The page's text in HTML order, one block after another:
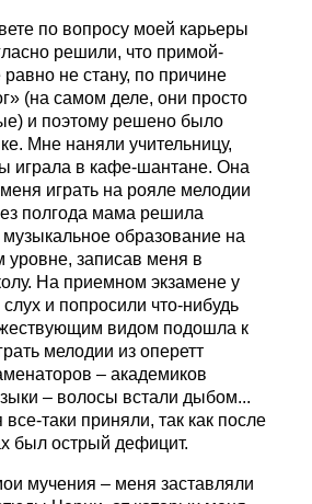
по вопросу моей карьеры
решили, что примой-
не стану, по причине
(на самом деле, они просто
и поэтому решено было
Мне наняли учительницу,
играла в кафе-шантане. Она
играть на рояле мелодии
полгода мама решила
образование на
уровне, записав меня в
На приемном экзамене у
и попросили что-нибудь
видом подошла к
мелодии из оперетт
– академиков
– волосы встали дыбом...
таки приняли, так как после
был острый дефицит.
мучения – меня заставляли